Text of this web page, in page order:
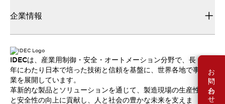
お問い合わせ
企業情報
IDECは、産業用制御・安全・オートメーション分野で、長
年にわたり日本で培った技術と信頼を基盤に、世界各地で事
業を展開しています。
革新的な製品とソリューションを通じて、製造現場の生産性
と安全性の向上に貢献し、人と社会の豊かな未来を支えま